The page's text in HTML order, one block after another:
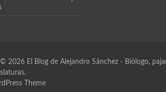
© 2026 El Blog de Alejandro Sánchez - Biólogo,
Theme